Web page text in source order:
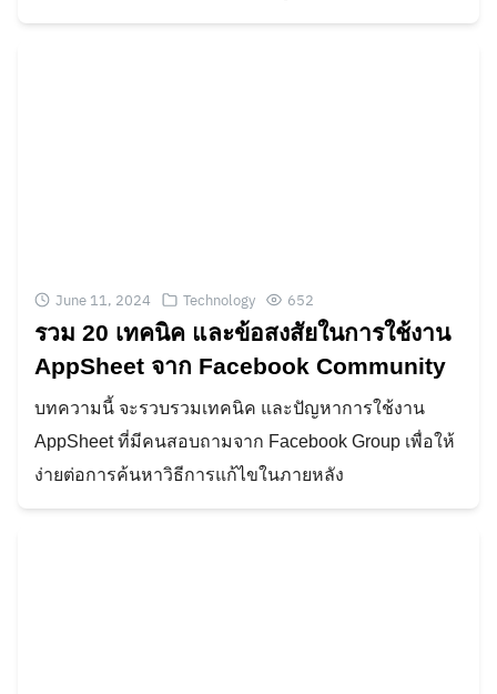
June 11, 2024 Technology 652
รวม 20 เทคนิค และข้อสงสัยในการใช้งาน
AppSheet จาก Facebook Community
บทความนี้ จะรวบรวมเทคนิค และปัญหาการใช้งาน
AppSheet ที่มีคนสอบถามจาก Facebook Group เพื่อให้
ง่ายต่อการค้นหาวิธีการแก้ไขในภายหลัง